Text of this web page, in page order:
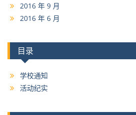
2016 年 9 月
2016 年 6 月
目录
学校通知
活动纪实